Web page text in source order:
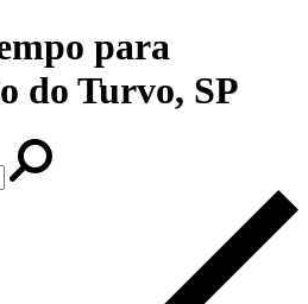
para
do Turvo, SP